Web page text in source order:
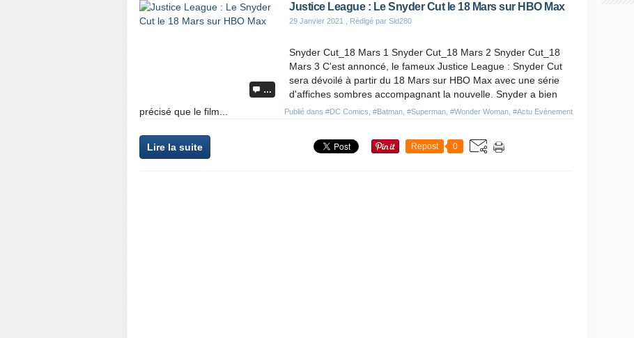
…
Justice League : Le Snyder Cut le 18 Mars sur HBO Max
29 Janvier 2021 , Rédigé par Sid280
Publié dans #DC Comics #Batman #Superman #Wonder Woman #Actu Evénement
Snyder Cut_18 Mars 1 Snyder Cut_18 Mars 2 Snyder Cut_18
Mars 3 C'est annoncé, le fameux Justice League : Snyder Cut
sera dévoilé à partir du 18 Mars sur HBO Max avec une série
d'affiches sombres accompagnant la nouvelle. Snyder a bien
précisé que le film...
Lire la suite Repost 0